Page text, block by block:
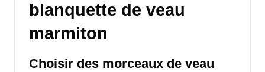
blanquette de veau
marmiton
Choisir des morceaux de veau